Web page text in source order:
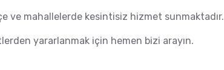
ve mahallelerde kesintisiz hizmet sunmaktadır.
yararlanmak için hemen bizi arayın.